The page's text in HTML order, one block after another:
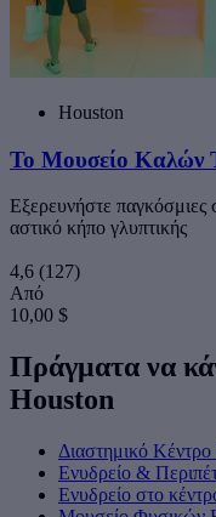
Houston
Το Μουσείο Καλών
Εξερευνήστε παγκόσμιες
αστικό κήπο γλυπτικής
4,6 (127)
Από
10,00 $
Πράγματα να
Houston
Διαστημικό
Ενυδρείο &
Ενυδρείο στο